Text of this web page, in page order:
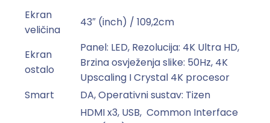
C
U
7
0
2
Ekran
veličina
43″ (inch) / 109,2cm
Ekran
ostalo
Panel: LED, Rezolucija: 4K Ultra HD,
Brzina osvježenja slike: 50Hz, 4K
Upscaling I Crystal 4K procesor
Smart
DA, Operativni sustav: Tizen
HDMI x3, USB, Common Interface